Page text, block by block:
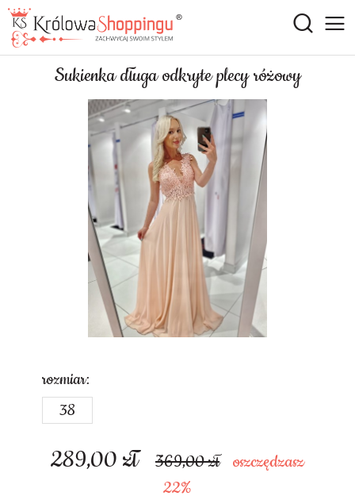
Sukienka długa odkryte plecy różowy
289,00 zł 369,00
oszczędzasz
22%
rozmiar:
38